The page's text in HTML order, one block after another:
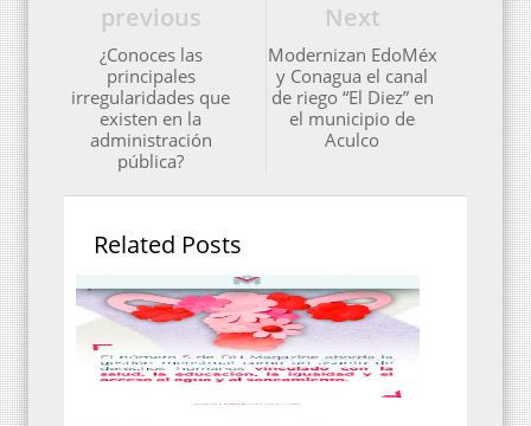
Next
Modernizan EdoMéx
y Conagua el canal
de riego “El Diez” en
el municipio de
Aculco
previous
¿Conoces las
principales
irregularidades que
existen en la
administración
pública?
Related Posts